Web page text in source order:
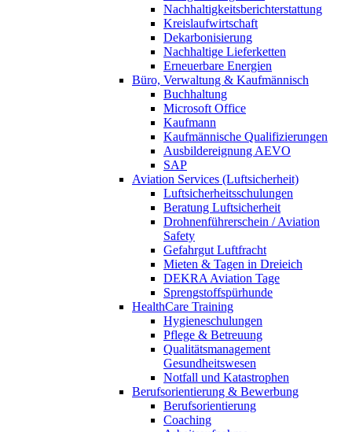
Nachhaltigkeitsberichterstattung
Kreislaufwirtschaft
Dekarbonisierung
Nachhaltige Lieferketten
Erneuerbare Energien
Büro, Verwaltung & Kaufmännisch
Buchhaltung
Microsoft Office
Kaufmann
Kaufmännische Qualifizierungen
Ausbildereignung AEVO
SAP
Aviation Services (Luftsicherheit)
Luftsicherheitsschulungen
Beratung Luftsicherheit
Drohnenführerschein / Aviation
Safety
Gefahrgut Luftfracht
Mieten & Tagen in Dreieich
DEKRA Aviation Tage
Sprengstoffspürhunde
HealthCare Training
Hygieneschulungen
Pflege & Betreuung
Qualitätsmanagement
Gesundheitswesen
Notfall und Katastrophen
Berufsorientierung & Bewerbung
Berufsorientierung
Coaching